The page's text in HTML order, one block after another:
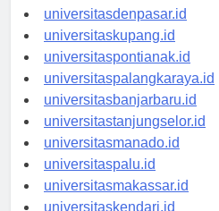
universitasbali.id
universitasdenpasar.id
universitaskupang.id
universitaspontianak.id
universitaspalangkaraya.id
universitasbanjarbaru.id
universitastanjungselor.id
universitasmanado.id
universitaspalu.id
universitasmakassar.id